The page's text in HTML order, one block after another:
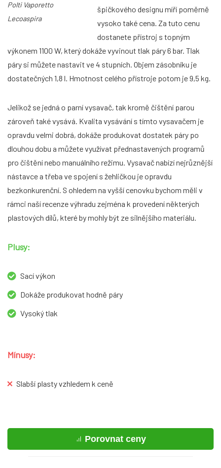
Polti Vaporetto
Lecoaspira
špičkového designu míří poměrně
vysoko také cena. Za tuto cenu
dostanete přístroj s topným
výkonem 1100 W, který dokáže vyvinout tlak páry 6 bar. Tlak
páry si můžete nastavit ve 4 stupních. Objem zásobníku je
dostatečných 1,8 l. Hmotnost celého přístroje potom je 9,5 kg.
Jelikož se jedná o parní vysavač, tak kromě čištění parou
zároveň také vysává. Kvalita vysávání s tímto vysavačem je
opravdu velmi dobrá, dokáže produkovat dostatek páry po
dlouhou dobu a můžete využívat přednastavených programů
pro čištění nebo manuálního režimu. Vysavač nabízí nejrůznější
nástavce a třeba ve spojení s žehličkou je opravdu
bezkonkurenční. S ohledem na vyšší cenovku bychom měli v
rámci naší recenze výhradu zejména k provedení některých
plastových dílů, které by mohly být ze silnějšího materiálu.
Plusy:
Sací výkon
Dokáže produkovat hodně páry
Vysoký tlak
Mínusy:
Slabší plasty vzhledem k ceně
Porovnat ceny